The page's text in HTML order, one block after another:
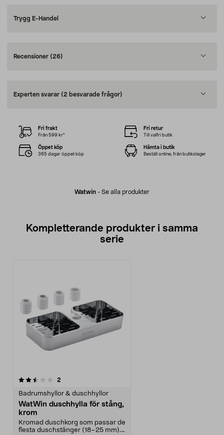
Trygg E-Handel
Recensioner (26)
Experten svarar (2 besvarade frågor)
Watwin - Se alla produkter
Fri frakt
Från 599 kr*
Fri retur
Till valfri butik
Öppet köp
365 dagar öppet köp
Hämta i butik
Beställ online, från butikslager
Kompletterande produkter i samma
serie
2
Badrumshyllor & duschhyllor
WatWin duschhylla för stång,
krom
Kromad duschkorg som passar de
flesta duschstänger (18–25 mm).